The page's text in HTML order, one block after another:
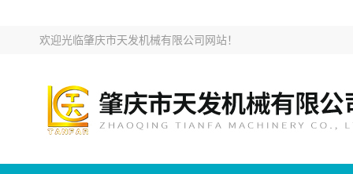
欢迎光临肇庆市天发机械有限公司网站！